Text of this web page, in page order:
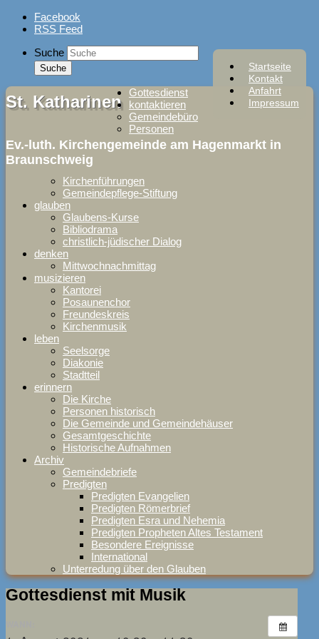
Skip
Facebook
RSS Feed
Startseite
Kontakt
Anfahrt
Impressum
Suche
St. Katharinen
Ev.-luth. Kirchengemeinde am Hagenmarkt in
Braunschweig
Gottesdienst
kontaktieren
Gemeindebüro
Personen
Kirchenführungen
Gemeindepflege-Stiftung
glauben
Glaubens-Kurse
Bibliodrama
christlich-jüdischer Dialog
denken
Mittwochnachmittag
musizieren
Kantorei
Posaunenchor
Freundeskreis
Kirchenmusik
leben
Seelsorge
Diakonie
Stadtteil
erinnern
Die Kirche
Personen historisch
Die Gemeinde und Gemeindehäuser
Gesamtgeschichte
Historische Aufnahmen
Archiv
Gemeindebriefe
Predigten
Predigten Evangelien
Predigten Römerbrief
Predigten Esra und Nehemia
Predigten Propheten Altes Testament
Besondere Ereignisse
International
Unterredung über den Glauben
Gottesdienst mit Musik